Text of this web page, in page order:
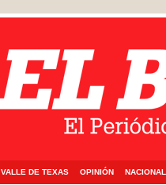
VALLE DE TEXAS OPINIÓN NACIONAL